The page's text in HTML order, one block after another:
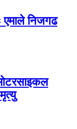
एमाले निजगढ